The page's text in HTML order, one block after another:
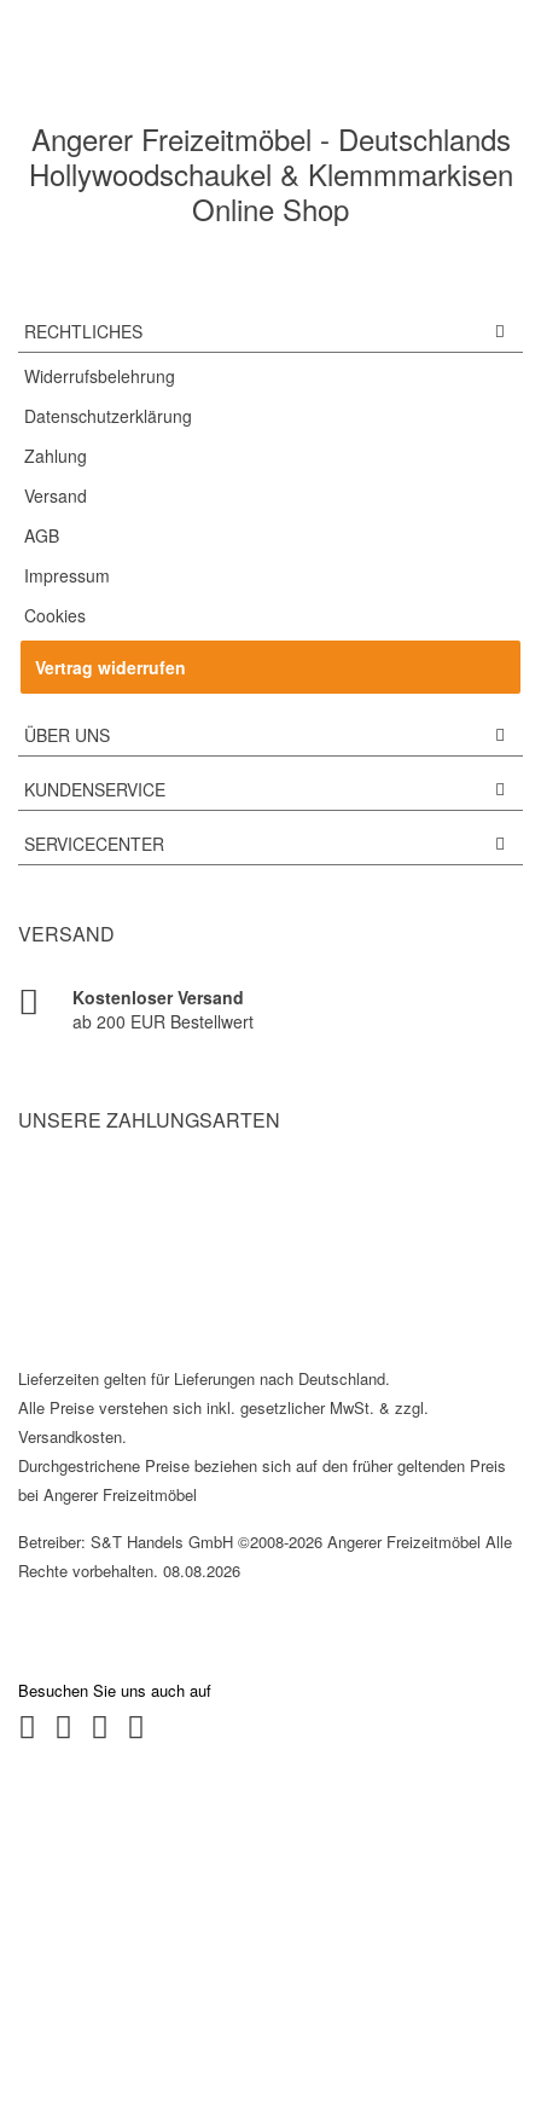
Angerer Freizeitmöbel - Deutschlands
Hollywoodschaukel & Klemmmarkisen
Online Shop
RECHTLICHES
Widerrufsbelehrung
Datenschutzerklärung
Zahlung
Versand
AGB
Impressum
Cookies
Vertrag widerrufen
ÜBER UNS
KUNDENSERVICE
SERVICECENTER
VERSAND
Kostenloser Versand
ab 200 EUR Bestellwert
UNSERE ZAHLUNGSARTEN
Lieferzeiten gelten für Lieferungen nach Deutschland.
Alle Preise verstehen sich inkl. gesetzlicher MwSt. & zzgl.
Versandkosten.
Durchgestrichene Preise beziehen sich auf den früher geltenden Preis
bei Angerer Freizeitmöbel
Betreiber: S&T Handels GmbH ©2008-2026 Angerer Freizeitmöbel Alle
Rechte vorbehalten. 08.08.2026
Besuchen Sie uns auch auf